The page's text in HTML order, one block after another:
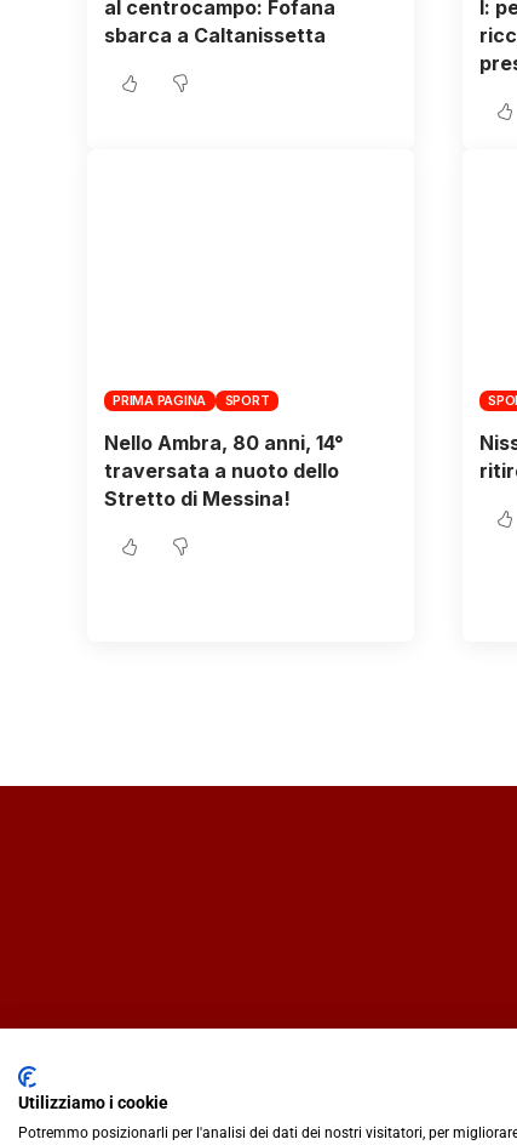
al centrocampo: Fofana
sbarca a Caltanissetta
I:
PRIMA PAGINA SPORT
Nello Ambra, 80 anni, 14°
traversata a nuoto dello
Stretto di Messina!
Utilizziamo i cookie
Potremmo posizionarli per l'analisi dei dati dei nostri visitatori, per